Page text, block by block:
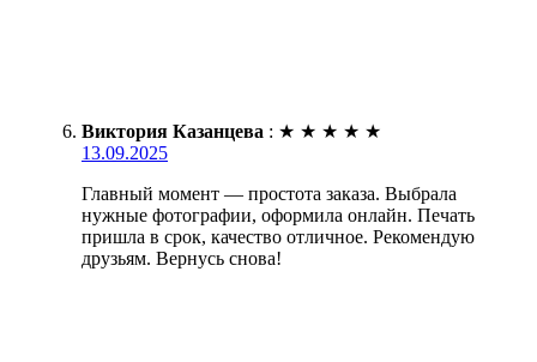
Виктория Казанцева : ★ ★ ★ ★ ★
13.09.2025
Главный момент — простота заказа. Выбрала
нужные фотографии, оформила онлайн. Печать
пришла в срок, качество отличное. Рекомендую
друзьям. Вернусь снова!